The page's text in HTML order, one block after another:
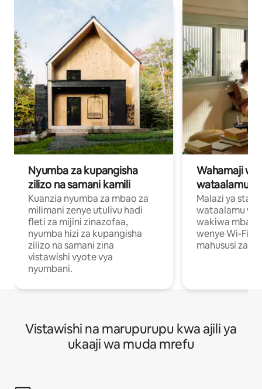
Nyumba za kupangisha
zilizo na samani kamili
Kuanzia nyumba za mbao za
milimani zenye utulivu hadi
fleti za mijini zinazofaa,
nyumba hizi za kupangisha
zilizo na samani zina
vistawishi vyote vya
nyumbani.
Wahamaji
wataalamu
Malazi ya
wataalamu
wakiwa mbali
wenye Wi-Fi
mahususi za
Vistawishi na marupurupu kwa ajili ya
ukaaji wa muda mrefu